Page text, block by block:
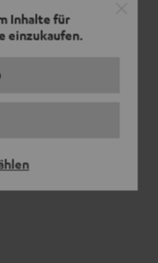
Inhalte für
einzukaufen.
Dolby
Atmos